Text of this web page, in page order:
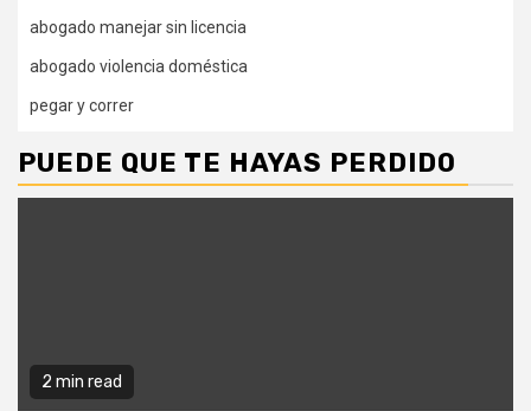
abogado manejar sin licencia
abogado violencia doméstica
pegar y correr
PUEDE QUE TE HAYAS PERDIDO
2 min read